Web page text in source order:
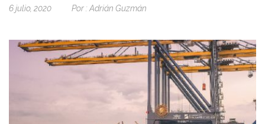
6 julio, 2020 Por : Adrián Guzmán